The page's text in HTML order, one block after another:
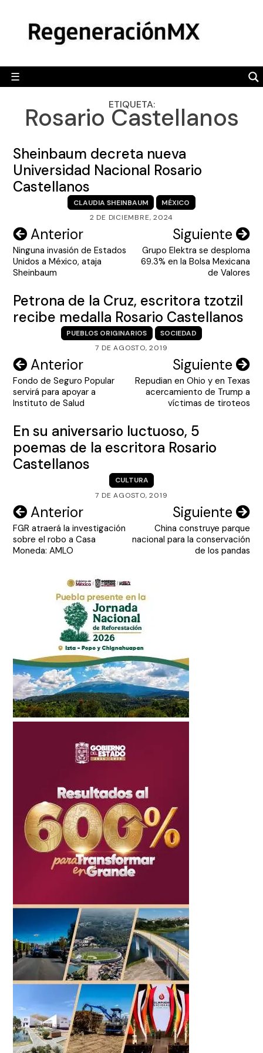
content
☰
POLÍTICA
CAMALEÓN
OPINIÓN
ENGLISH SECTION
ETIQUETA:
Rosario Castellanos
Sheinbaum decreta nueva
Universidad Nacional Rosario
Castellanos
CLAUDIA SHEINBAUM
MÉXICO
2 DE DICIEMBRE, 2024
Navegación
de
entradas
Anterior
Ninguna invasión de Estados
Unidos a México, ataja
Sheinbaum
Siguiente
Grupo Elektra se desploma
69.3% en la Bolsa Mexicana
de Valores
Petrona de la Cruz, escritora tzotzil
recibe medalla Rosario Castellanos
PUEBLOS ORIGINARIOS
SOCIEDAD
7 DE AGOSTO, 2019
Navegación
de
entradas
Anterior
Fondo de Seguro Popular
servirá para apoyar a
Instituto de Salud
Siguiente
Repudian en Ohio y en Texas
acercamiento de Trump a
víctimas de tiroteos
En su aniversario luctuoso, 5
poemas de la escritora Rosario
Castellanos
CULTURA
7 DE AGOSTO, 2019
Navegación
de
entradas
Anterior
FGR atraerá la investigación
sobre el robo a Casa
Moneda: AMLO
Siguiente
China construye parque
nacional para la conservación
de los pandas